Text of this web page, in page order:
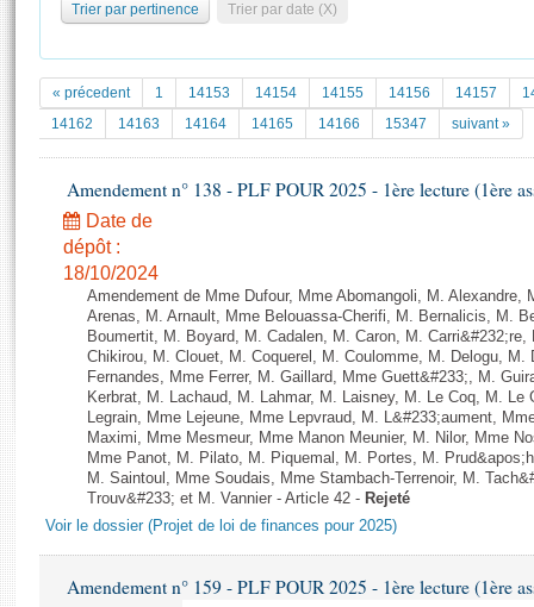
Pétitions
Documents parlementaires
Projets de loi
Propositions de loi
Amendements
Textes adoptés
Rapports d'information
Rapports d'enquête
Rapports législatifs
Rapports sur l'application des lois
Baromètre de l’application des lois
Dossiers législatifs
Budget et sécurité sociale
Comptes rendus des débats
Statistiques et chiffres clés
Documents de référence
( Constitution | Règlement de l'Assemblée ... )
Histoire
Juniors
Anciennes législatures
Liens vers les sites publics
La Bibliothèque
Les archives
Photos libres de droit
Trier par pertinence Trier par date (X)
« précedent 1 14153 14154 14155 14156 14157
14162
14163 14164 14165 14166 15347 suivant »
Amendement n° 138 - PLF POUR 2025 - 1ère lecture (1ère
Date de
dépôt :
18/10/2024
Amendement de Mme Dufour, Mme Abomangoli, M. Alexandre,
Arenas, M. Arnault, Mme Belouassa-Cherifi, M. Bernalicis, M.
Boumertit, M. Boyard, M. Cadalen, M. Caron, M.
Chikirou, M. Clouet, M. Coquerel, M. Coulomme, M. Delogu,
Fernandes, Mme Ferrer, M. Gaillard, Mme Guett&#233;, M.
Kerbrat, M. Lachaud, M. Lahmar, M. Laisney, M. Le Coq, M. Le
Legrain, Mme Lejeune, Mme Lepvraud, M. L&#233;aument,
Maximi, Mme Mesmeur, Mme Manon Meunier, M. Nilor, Mme
Mme Panot, M. Pilato, M. Piquemal, M. Portes, M.
M. Saintoul, Mme Soudais, Mme Stambach-Terrenoir, M.
Trouv&#233; et M. Vannier - Article 42 - Rejeté
Voir le dossier (Projet de loi de finances pour 2025)
Amendement n° 159 - PLF POUR 2025 - 1ère lecture (1ère